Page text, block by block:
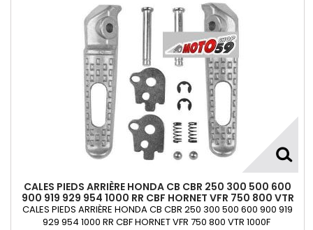
CALES PIEDS ARRIÈRE HONDA CB CBR 250 300 500 600
900 919 929 954 1000 RR CBF HORNET VFR 750 800 VTR
1000F
CALES PIEDS ARRIÈRE HONDA CB CBR 250 300 500 600 900 919
929 954 1000 RR CBF HORNET VFR 750 800 VTR 1000F